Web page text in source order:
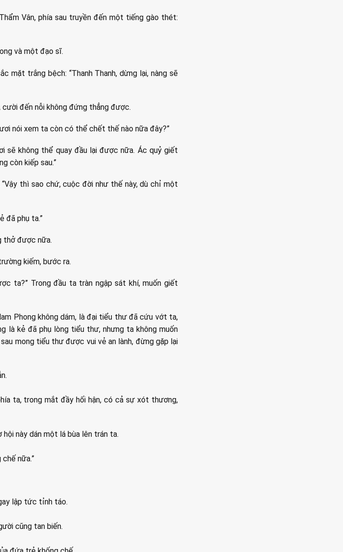
Vân, phía sau truyền đến một tiếng gào thét:
và một đạo sĩ.
mặt trắng bệch: “Thanh Thanh, dừng lại, nàng sẽ
đến nỗi không đứng thẳng được.
nói xem ta còn có thể chết thế nào nữa đây?”
sẽ không thể quay đầu lại được nữa. Ác quỷ giết
còn kiếp sau.”
thì sao chứ, cuộc đời như thế này, dù chỉ một
đã phụ ta.”
thở được nữa.
kiếm, bước ra.
ta?” Trong đầu ta tràn ngập sát khí, muốn giết
Phong không dám, là đại tiểu thư đã cứu vớt ta,
là kẻ đã phụ lòng tiểu thư, nhưng ta không muốn
mong tiểu thư được vui vẻ an lành, đừng gặp lại
ta, trong mắt đầy hối hận, có cả sự xót thương,
này dán một lá bùa lên trán ta.
nữa.”
lập tức tỉnh táo.
cũng tan biến.